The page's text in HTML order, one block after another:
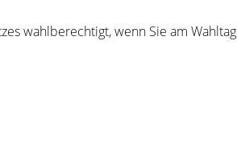
wahlberechtigt, wenn Sie am Wahltag